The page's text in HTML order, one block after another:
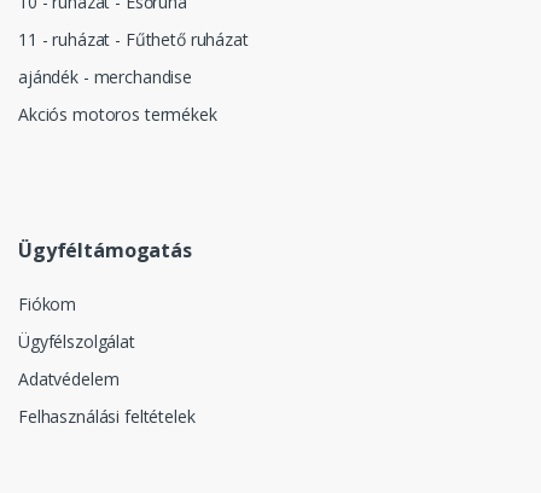
11 - ruházat - Fűthető ruházat
ajándék - merchandise
Akciós motoros termékek
Ügyféltámogatás
Fiókom
Ügyfélszolgálat
Adatvédelem
Felhasználási feltételek